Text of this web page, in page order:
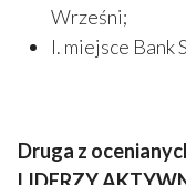
Wrześni;
I. miejsce Bank
Druga z
LIDERZY